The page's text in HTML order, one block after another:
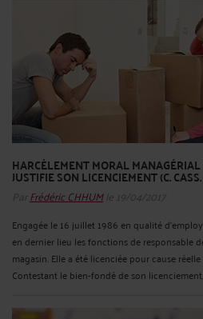
HARCÈLEMENT MORAL MANAGÉRIAL
JUSTIFIE SON LICENCIEMENT (C.
Par Frédéric CHHUMle 19/04/2017
Engagée le 16 juillet 1986 en qualité
en dernier lieu les fonctions de responsable
magasin. Elle a été licenciée pour cause
Contestant le bien-fondé de son licenciement,